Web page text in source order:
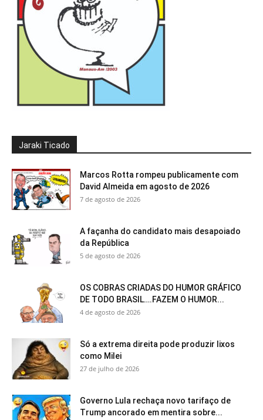
Jaraki Ticado
Marcos Rotta rompeu publicamente com
David Almeida em agosto de 2026
7 de agosto de 2026
A façanha do candidato mais desapoiado
da República
5 de agosto de 2026
OS COBRAS CRIADAS DO HUMOR GRÁFICO
DE TODO BRASIL….FAZEM O HUMOR...
4 de agosto de 2026
Só a extrema direita pode produzir lixos
como Milei
27 de julho de 2026
Governo Lula rechaça novo tarifaço de
Trump ancorado em mentira sobre...